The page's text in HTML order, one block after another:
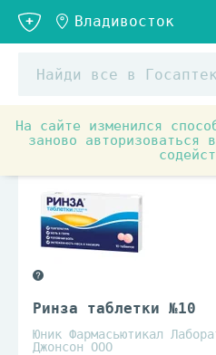
На сайте изменился
заново авторизоваться
Аптечные товары
Ринза таблетки №10
Юник Фармасьютикал
Джонсон ООО